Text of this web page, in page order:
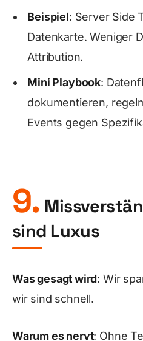
Beispiel: Server Side
Datenkarte. Weniger
Attribution.
Mini Playbook:
dokumentieren,
Events gegen
9.
sind Luxus
Was gesagt wird: Wir
wir sind schnell.
Warum es nervt: Ohne